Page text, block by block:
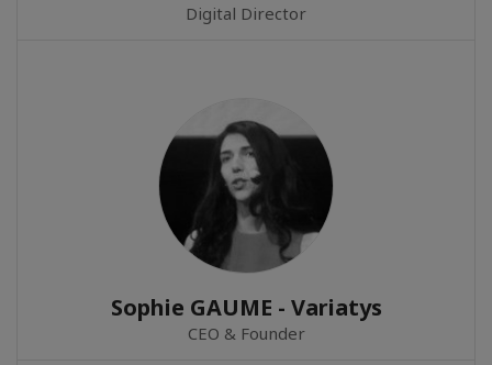
Digital Director
Sophie GAUME - Variatys
CEO & Founder